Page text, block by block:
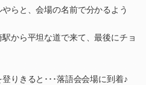
らと、会場の名前で分かるよう
から平坦な道で来て、最後にチョ
りきると･･･落語会会場に到着♪